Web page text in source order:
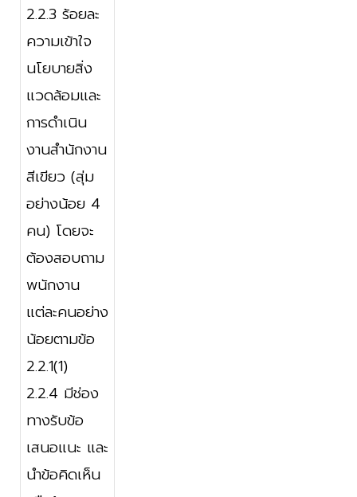
2.2.3 ร้อยละ
ความเข้าใจ
นโยบายสิ่ง
แวดล้อมและ
การดำเนิน
งานสำนักงาน
สีเขียว (สุ่ม
อย่างน้อย 4
คน) โดยจะ
ต้องสอบถาม
พนักงาน
แต่ละคนอย่าง
น้อยตามข้อ
2.2.1(1)
2.2.4 มีช่อง
ทางรับข้อ
เสนอแนะ และ
นำข้อคิดเห็น